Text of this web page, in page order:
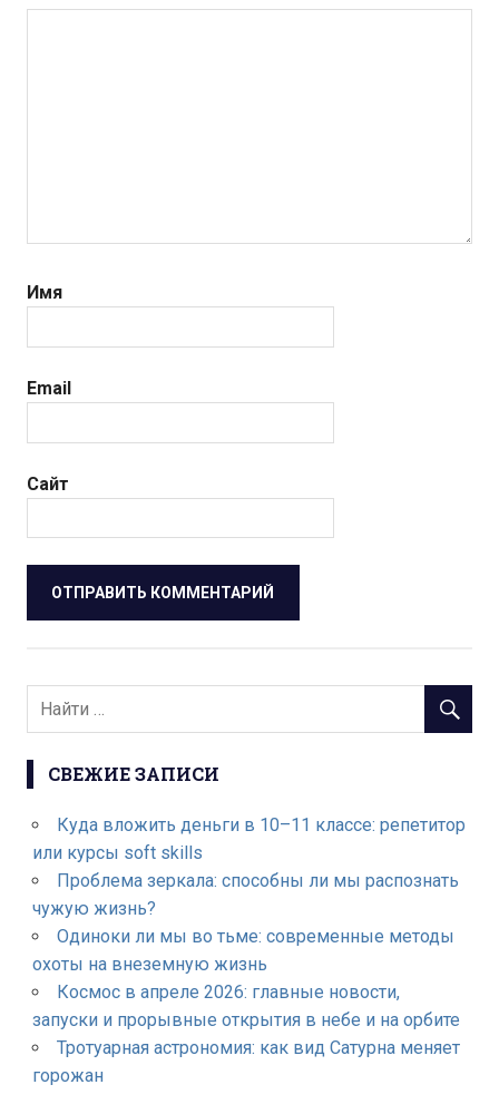
Имя
Email
Сайт
СВЕЖИЕ ЗАПИСИ
Куда вложить деньги в 10–11 классе: репетитор
или курсы soft skills
Проблема зеркала: способны ли мы распознать
чужую жизнь?
Одиноки ли мы во тьме: современные методы
охоты на внеземную жизнь
Космос в апреле 2026: главные новости,
запуски и прорывные открытия в небе и на орбите
Тротуарная астрономия: как вид Сатурна меняет
горожан